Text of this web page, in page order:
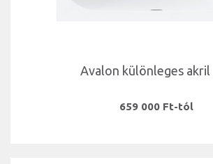
Avalon különleges akril
659 000 Ft-tól